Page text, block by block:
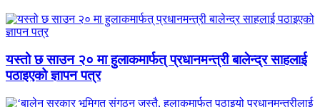
यस्तो छ साउन २० मा हुलाकमार्फत् प्रधानमन्त्री बालेन्द्र साहलाई
पठाइएको ज्ञापन पत्र